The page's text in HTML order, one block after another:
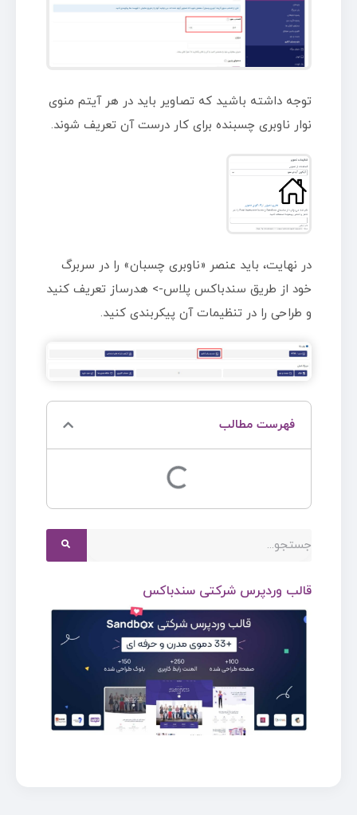
فهرست مطالب
قالب وردپرس شرکتی سندباکس
توجه داشته باشید که تصاویر باید در هر آیتم منوی
نوار ناوبری چسبنده برای کار درست آن تعریف شوند.
در نهایت، باید عنصر «ناوبری چسبان» را در سربرگ
خود از طریق سندباکس پلاس-> هدرساز تعریف کنید
و طراحی را در تنظیمات آن پیکربندی کنید.